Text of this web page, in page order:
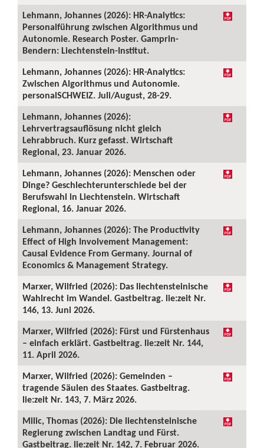
Lehmann, Johannes (2026): HR-Analytics:
Personalführung zwischen Algorithmus und
Autonomie. Research Poster. Gamprin-
Bendern: Liechtenstein-Institut.
Lehmann, Johannes (2026): HR-Analytics:
Zwischen Algorithmus und Autonomie.
personalSCHWEIZ. Juli/August, 28-29.
Lehmann, Johannes (2026):
Lehrvertragsauflösung nicht gleich
Lehrabbruch. Kurz gefasst. Wirtschaft
Regional, 23. Januar 2026.
Lehmann, Johannes (2026): Menschen oder
Dinge? Geschlechterunterschiede bei der
Berufswahl in Liechtenstein. Wirtschaft
Regional, 16. Januar 2026.
Lehmann, Johannes (2026): The Productivity
Effect of High Involvement Management:
Causal Evidence From Germany. Journal of
Economics & Management Strategy.
Marxer, Wilfried (2026): Das liechtensteinische
Wahlrecht im Wandel. Gastbeitrag. lie:zeit Nr.
146, 13. Juni 2026.
Marxer, Wilfried (2026): Fürst und Fürstenhaus
– einfach erklärt. Gastbeitrag. lie:zeit Nr. 144,
11. April 2026.
Marxer, Wilfried (2026): Gemeinden –
tragende Säulen des Staates. Gastbeitrag.
lie:zeit Nr. 143, 7. März 2026.
Milic, Thomas (2026): Die liechtensteinische
Regierung zwischen Landtag und Fürst.
Gastbeitrag. lie:zeit Nr. 142, 7. Februar 2026.